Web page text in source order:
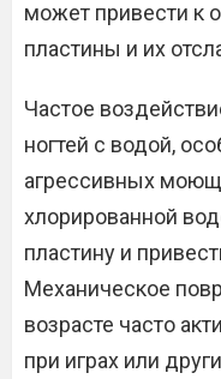
может привести к
пластины и их
Частое
ногтей с водой,
агрессивных
хлорированной
пластину и
Механическое
возрасте часто
при играх или